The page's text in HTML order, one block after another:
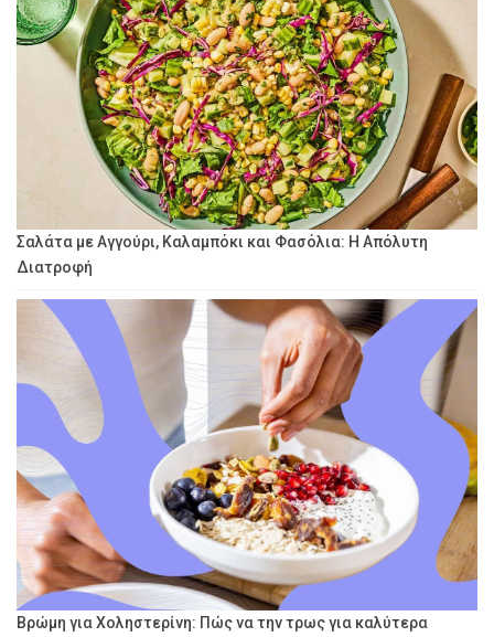
Σαλάτα με Αγγούρι, Καλαμπόκι και Φασόλια: Η Απόλυτη
Διατροφή
Βρώμη για Χοληστερίνη: Πώς να την τρως για καλύτερα